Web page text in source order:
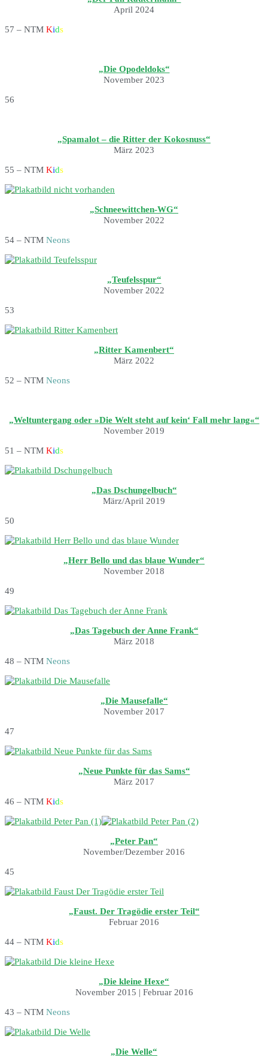
April 2024
57 – NTM Kids
„Die Opodeldoks“
November 2023
56
„Spamalot – die Ritter der Kokosnuss“
März 2023
55 – NTM Kids
„Schneewittchen-WG“
November 2022
54 – NTM Neons
„Teufelsspur“
November 2022
53
„Ritter Kamenbert“
März 2022
52 – NTM Neons
„Weltuntergang oder »Die Welt steht auf kein‘ Fall mehr lang«“
November 2019
51 – NTM Kids
„Das Dschungelbuch“
März/April 2019
50
„Herr Bello und das blaue Wunder“
November 2018
49
„Das Tagebuch der Anne Frank“
März 2018
48 – NTM Neons
„Die Mausefalle“
November 2017
47
„Neue Punkte für das Sams“
März 2017
46 – NTM Kids
„Peter Pan“
November/Dezember 2016
45
„Faust. Der Tragödie erster Teil“
Februar 2016
44 – NTM Kids
„Die kleine Hexe“
November 2015 | Februar 2016
43 – NTM Neons
„Die Welle“